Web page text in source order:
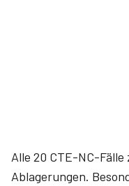
Alle 20 CTE-NC-
Ablagerungen.